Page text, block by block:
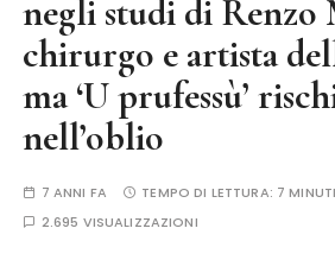
negli studi di Renzo
chirurgo e artista
ma ‘U prufessù’
nell’oblio
7 ANNI FA TEMPO DI LETTURA: 7 MINUTI
2.695 VISUALIZZAZIONI